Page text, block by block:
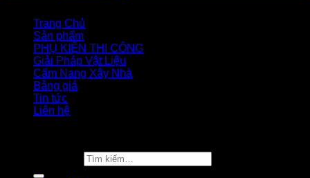
Trang Chủ
Sản phẩm
PHỤ KIỆN THI CÔNG
Giải Pháp Vật Liệu
Cẩm Nang Xây Nhà
Bảng giá
Tin tức
Liên hệ